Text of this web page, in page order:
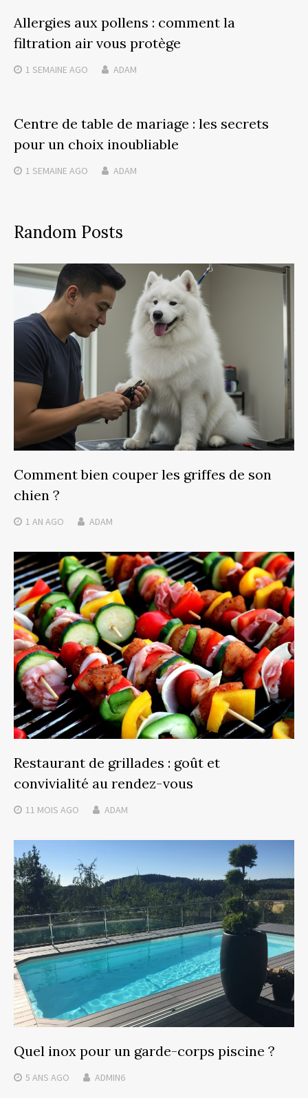
Allergies aux pollens : comment la
filtration air vous protège
1 SEMAINE AGO ADAM
Centre de table de mariage : les secrets
pour un choix inoubliable
1 SEMAINE AGO ADAM
Random Posts
Comment bien couper les griffes de son
chien ?
1 AN AGO ADAM
Restaurant de grillades : goût et
convivialité au rendez-vous
11 MOIS AGO ADAM
Quel inox pour un garde-corps piscine ?
5 ANS AGO ADMIN6